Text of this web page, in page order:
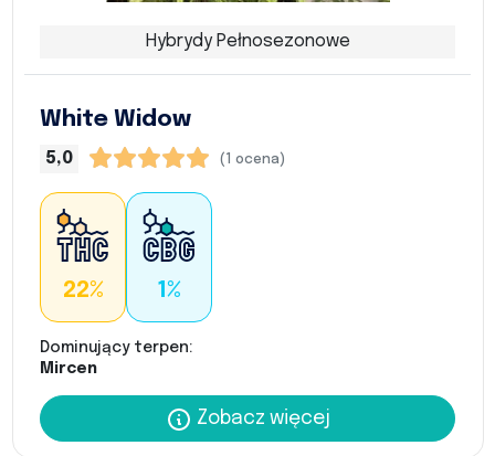
Hybrydy Pełnosezonowe
White Widow
5,0 (1 ocena)
22% 1%
Dominujący terpen:
Mircen
Zobacz więcej